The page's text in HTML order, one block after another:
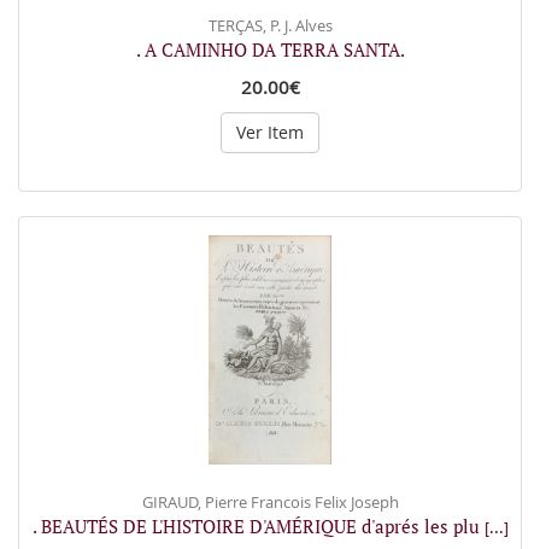
TERÇAS, P. J. Alves
. A CAMINHO DA TERRA SANTA.
20.00€
Ver Item
GIRAUD, Pierre Francois Felix Joseph
. BEAUTÉS DE L'HISTOIRE D'AMÉRIQUE d'aprés les plu [...]